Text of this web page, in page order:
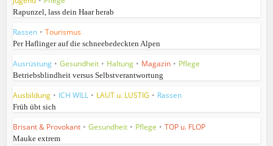
Rapunzel, lass dein Haar herab
Rassen • Tourismus
Per Haflinger auf die schneebedeckten Alpen
Ausrüstung • Gesundheit • Haltung • Magazin • Pflege
Betriebsblindheit versus Selbstverantwortung
Ausbildung • ICH WILL • LAUT u. LUSTIG • Rassen
Früh übt sich
Brisant & Provokant • Gesundheit • Pflege • TOP u. FLOP
Mauke extrem